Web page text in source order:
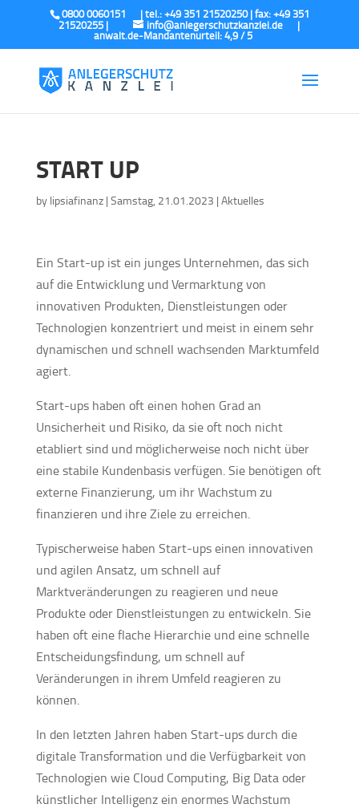
0800 0060151
info@anlegerschutzkanzlei.de
START UP
by lipsiafinanz| Samstag, 21.01.2023 | Aktuelles
Ein Start-up ist ein junges Unternehmen, das sich
auf die Entwicklung und Vermarktung von
innovativen Produkten, Dienstleistungen oder
Technologien konzentriert und meist in einem sehr
dynamischen und schnell wachsenden Marktumfeld
agiert.
Start-ups haben oft einen hohen Grad an
Unsicherheit und Risiko, da sie oft noch nicht
etabliert sind und möglicherweise noch nicht über
eine stabile Kundenbasis verfügen. Sie benötigen oft
externe Finanzierung, um ihr Wachstum zu
finanzieren und ihre Ziele zu erreichen.
Typischerweise haben Start-ups einen innovativen
und agilen Ansatz, um schnell auf
Marktveränderungen zu reagieren und neue
Produkte oder Dienstleistungen zu entwickeln. Sie
haben oft eine flache Hierarchie und eine schnelle
Entscheidungsfindung, um schnell auf
Veränderungen in ihrem Umfeld reagieren zu
können.
In den letzten Jahren haben Start-ups durch die
digitale Transformation und die Verfügbarkeit von
Technologien wie Cloud Computing, Big Data oder
künstlicher Intelligenz ein enormes Wachstum